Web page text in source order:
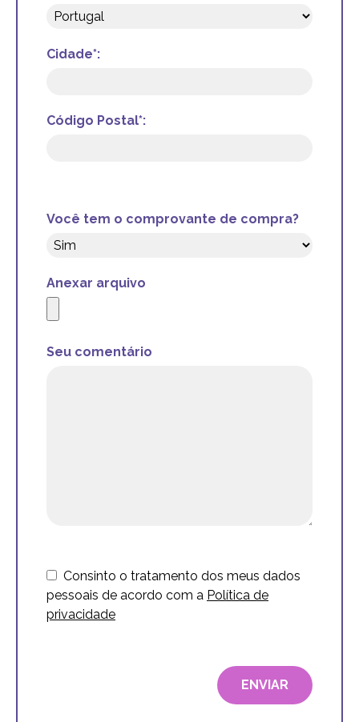
Cidade*:
Código Postal*:
Você tem o comprovante de compra?
Anexar arquivo
Seu comentário
Consinto o tratamento dos meus dados
pessoais de acordo com a Política de
privacidade